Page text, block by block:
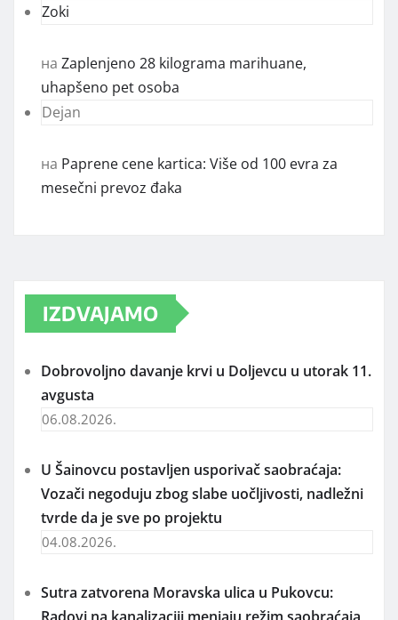
Zoki
на Zaplenjeno 28 kilograma marihuane,
uhapšeno pet osoba
Dejan
на Paprene cene kartica: Više od 100 evra za
mesečni prevoz đaka
IZDVAJAMO
Dobrovoljno davanje krvi u Doljevcu u utorak 11.
avgusta
06.08.2026.
U Šainovcu postavljen usporivač saobraćaja:
Vozači negoduju zbog slabe uočljivosti, nadležni
tvrde da je sve po projektu
04.08.2026.
Sutra zatvorena Moravska ulica u Pukovcu: